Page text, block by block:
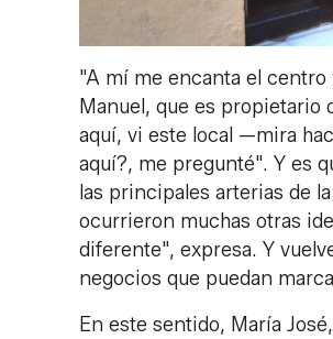
"A mí me encanta el
Manuel, que es propietario
aquí, vi este local —mira
aquí?, me pregunté". Y es
las principales arterias de
ocurrieron muchas otras
diferente", expresa. Y
negocios que puedan
En este sentido, María